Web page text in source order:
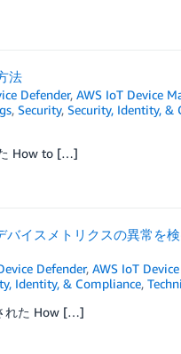
法
Defender,AWS IoT Device
, Security, Security, Identity, &
た How to […]
イスメトリクスの異常を
Defender,AWS IoT
Identity, & Compliance,
れた How […]